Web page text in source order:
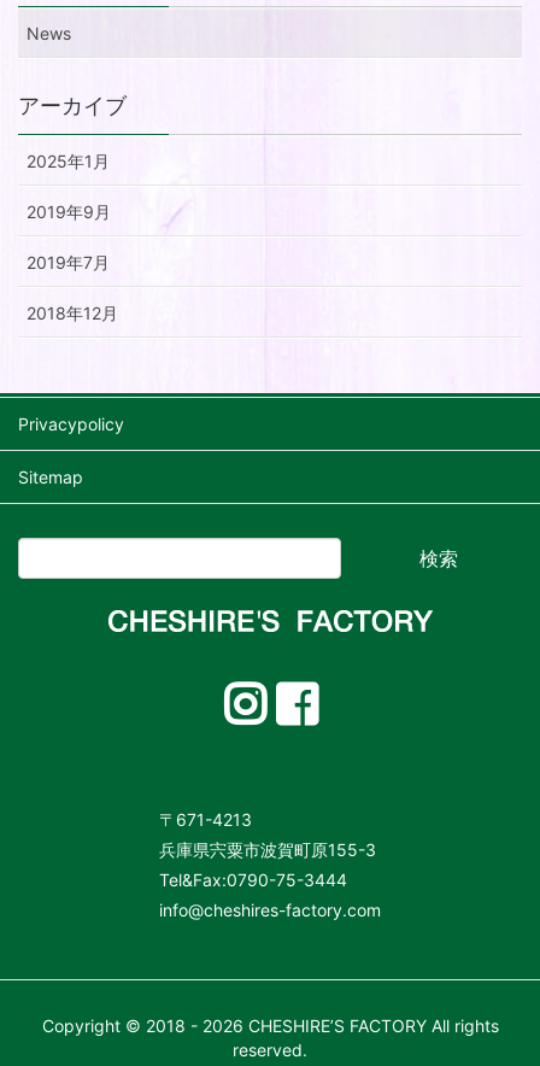
News
アーカイブ
2025年1月
2019年9月
2019年7月
2018年12月
Privacypolicy
Sitemap
〒671-4213
兵庫県宍粟市波賀町原155-3
Tel&Fax:0790-75-3444
info@cheshires-factory.com
Copyright © 2018 - 2026 CHESHIRE’S FACTORYAll rights
reserved.